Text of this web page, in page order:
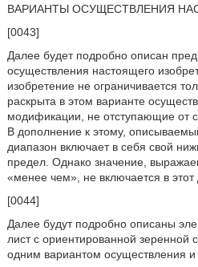
ВАРИАНТЫ ОСУЩЕСТВЛЕНИЯ
[0043]
Далее будет подробно описан
осуществления настоящего
изобретение не ограничивается
раскрыта в этом варианте
модификации, не отступающие от
В дополнение к этому,
диапазон включает в себя свой
предел. Однако значение,
«менее чем», не включается в этот
[0044]
Далее будут подробно описаны
лист с ориентированной зеренной
одним вариантом осуществления и